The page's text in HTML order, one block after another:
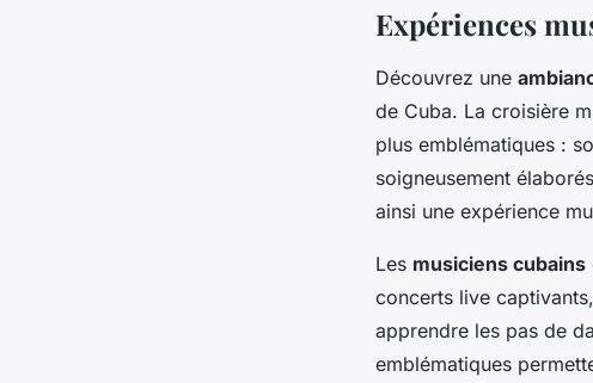
Expériences
Découvrez une
de Cuba. La croisière
plus emblématiques :
soigneusement
ainsi une expérience
Les musiciens cubains
concerts live
apprendre les pas de
emblématiques